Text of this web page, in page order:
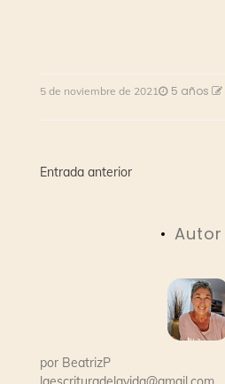
5 de noviembre de 2021 5 años
Navegación
entradas
Entrada anterior
Autor
por BeatrizP